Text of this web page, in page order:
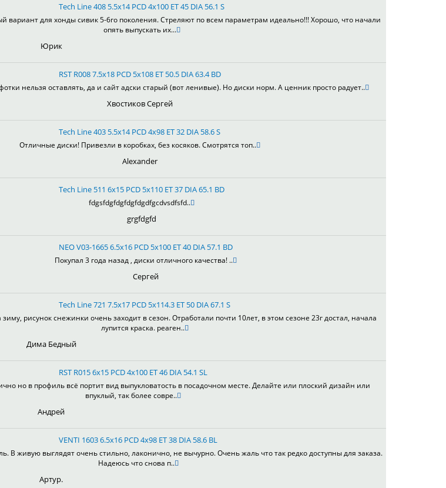
Tech Line 408 5.5x14 PCD 4x100 ET 45 DIA 56.1 S
вариант для хонды сивик 5-6го поколения. Стреляют по всем параметрам идеально!!! Хорошо, что начали
опять выпускать их...
Юрик
RST R008 7.5x18 PCD 5x108 ET 50.5 DIA 63.4 BD
нельзя оставлять, да и сайт адски старый (вот ленивые). Но диски норм. А ценник просто радует..
Хвостиков Сергей
Tech Line 403 5.5x14 PCD 4x98 ET 32 DIA 58.6 S
Отличные диски! Привезли в коробках, без косяков. Смотрятся топ..
Alexander
Tech Line 511 6x15 PCD 5x110 ET 37 DIA 65.1 BD
fdgsfdgfdgfdgfdgdfgcdvsdfsfd..
grgfdgfd
NEO V03-1665 6.5x16 PCD 5x100 ET 40 DIA 57.1 BD
Покупал 3 года назад , диски отличного качества! ..
Сергей
Tech Line 721 7.5x17 PCD 5x114.3 ET 50 DIA 67.1 S
рисунок снежинки очень заходит в сезон. Отработали почти 10лет, в этом сезоне 23г достал, начала
лупится краска. реаген..
Дима Бедный
RST R015 6x15 PCD 4x100 ET 46 DIA 54.1 SL
но в профиль всё портит вид выпукловатость в посадочном месте. Делайте или плоский дизайн или
впуклый, так более совре..
Андрей
VENTI 1603 6.5x16 PCD 4x98 ET 38 DIA 58.6 BL
В живую выглядят очень стильно, лаконично, не вычурно. Очень жаль что так редко доступны для заказа.
Надеюсь что снова п..
Артур.